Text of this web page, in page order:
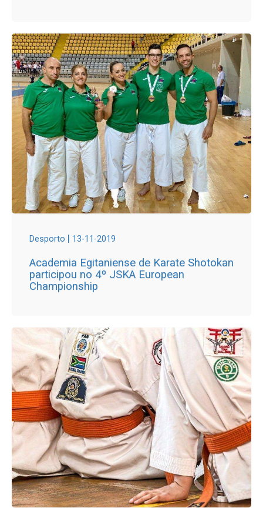
Desporto | 13-11-2019
Academia Egitaniense de Karate Shotokan
participou no 4º JSKA European
Championship